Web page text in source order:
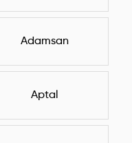
Adamsan
Aptal